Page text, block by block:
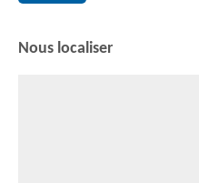
Nous localiser